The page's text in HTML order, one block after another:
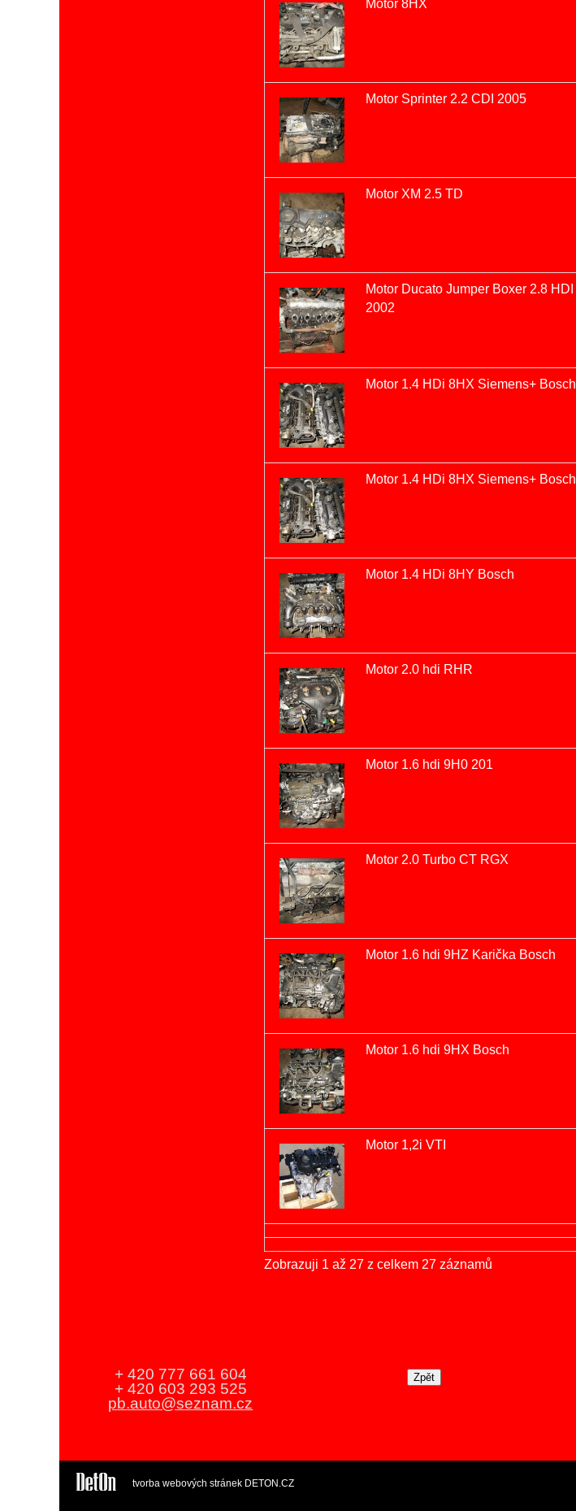
Motor 8HX
Motor Sprinter 2.2 CDI 2005
Motor XM 2.5 TD
Motor Ducato Jumper Boxer 2.8 HDI
2002
Motor 1.4 HDi 8HX Siemens+ Bosch
Motor 1.4 HDi 8HX Siemens+ Bosch
Motor 1.4 HDi 8HY Bosch
Motor 2.0 hdi RHR
Motor 1.6 hdi 9H0 201
Motor 2.0 Turbo CT RGX
Motor 1.6 hdi 9HZ Karička Bosch
Motor 1.6 hdi 9HX Bosch
Motor 1,2i VTI
Zobrazuji 1 až 27 z celkem 27 záznamů
+ 420 777 661 604
+ 420 603 293 525
pb.auto@seznam.cz
tvorba webových stránek DETON.CZ